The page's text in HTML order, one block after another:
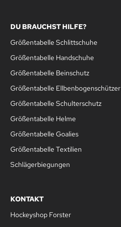
DU BRAUCHST HILFE?
Größentabelle Schlittschuhe
Größentabelle Handschuhe
Größentabelle Beinschutz
Größentabelle Ellbenbogenschützer
Größentabelle Schulterschutz
Größentabelle Helme
Größentabelle Goalies
Größentabelle Textilien
Schlägerbiegungen
KONTAKT
Hockeyshop Forster